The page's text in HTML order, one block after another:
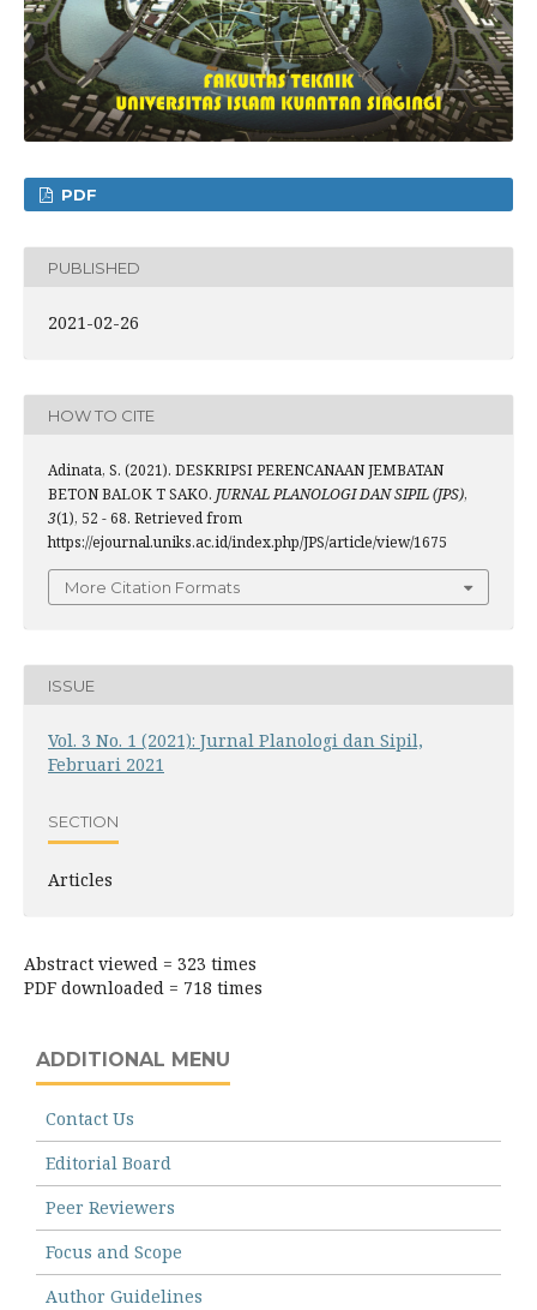
PDF
PUBLISHED
2021-02-26
HOW TO CITE
Adinata, S. (2021). DESKRIPSI PERENCANAAN JEMBATAN
BETON BALOK T SAKO. JURNAL PLANOLOGI DAN SIPIL (JPS),
3(1), 52 - 68. Retrieved from
https://ejournal.uniks.ac.id/index.php/JPS/article/view/1675
More Citation Formats
ISSUE
Vol. 3 No. 1 (2021): Jurnal Planologi dan Sipil,
Februari 2021
SECTION
Articles
Abstract viewed = 323 times
PDF downloaded = 718 times
ADDITIONAL MENU
Contact Us
Editorial Board
Peer Reviewers
Focus and Scope
Author Guidelines